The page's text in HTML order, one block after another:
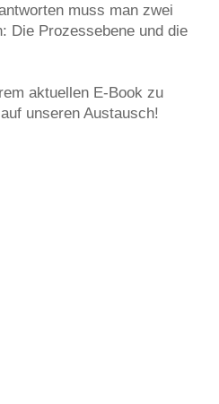
muss man zwei
Die Prozessebene und die
aktuellen E-Book zu
unseren Austausch!